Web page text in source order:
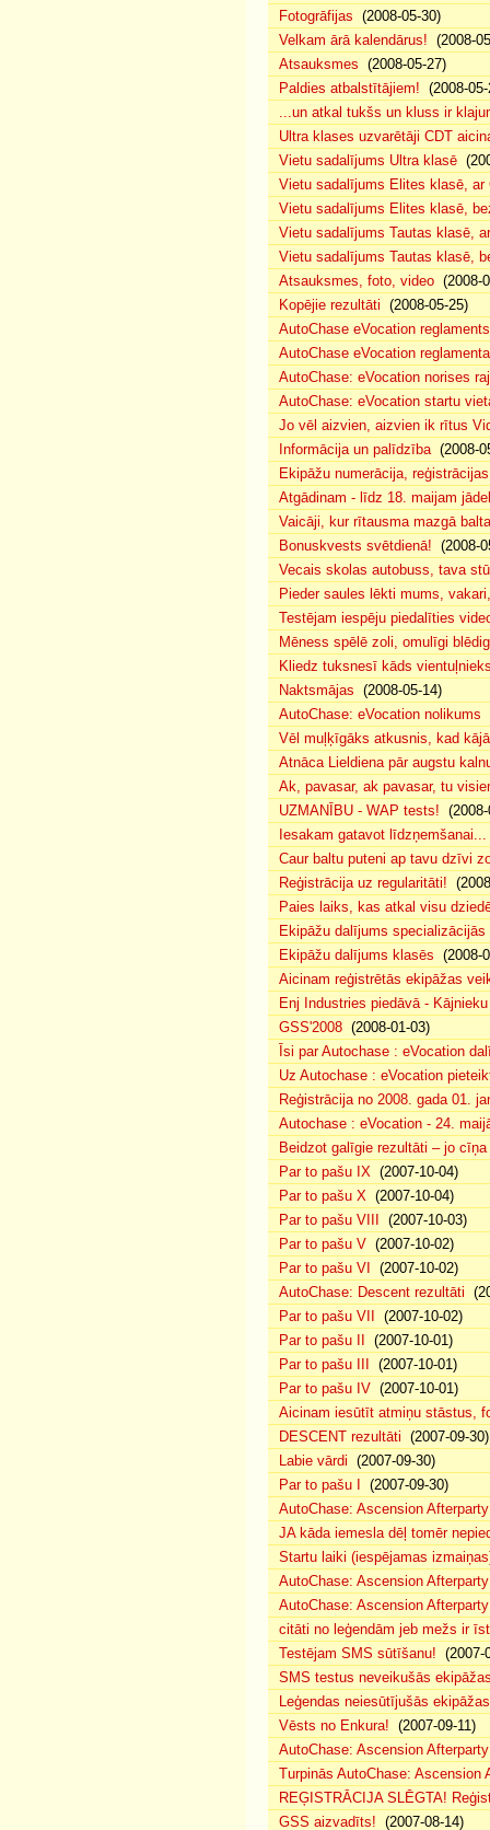
Fotogrāfijas (2008-05-30)
Velkam ārā kalendārus! (2008-
Atsauksmes (2008-05-27)
Paldies atbalstītājiem! (2008-
...un atkal tukšs un kluss ir
Ultra klases uzvarētāji CDT
Vietu sadalījums Ultra klasē
Vietu sadalījums Elites klasē, ar
Vietu sadalījums Elites klasē,
Vietu sadalījums Tautas klasē,
Vietu sadalījums Tautas klasē,
Atsauksmes, foto, video (2008-
Kopējie rezultāti (2008-05-25)
AutoChase eVocation reglaments
AutoChase eVocation
AutoChase: eVocation norises
AutoChase: eVocation startu
Jo vēl aizvien, aizvien ik rītus
Informācija un palīdzība(2008-
Ekipāžu numerācija,
Atgādinam - līdz 18. maijam
Vaicāji, kur rītausma mazgā
Bonuskvests svētdienā! (2008-
Vecais skolas autobuss, tava
Pieder saules lēkti mums,
Testējam iespēju piedalīties
Mēness spēlē zoli, omulīgi
Kliedz tuksnesī kāds
Naktsmājas (2008-05-14)
AutoChase: eVocation nolikums
Vēl muļķīgāks atkusnis, kad
Atnāca Lieldiena pār augstu
Ak, pavasar, ak pavasar, tu
UZMANĪBU - WAP tests!
Iesakam gatavot līdzņemšanai...
Caur baltu puteni ap tavu dzīvi
Reģistrācija uz regularitāti!
Paies laiks, kas atkal visu
Ekipāžu dalījums specializācijās
Ekipāžu dalījums klasēs (2008-
Aicinam reģistrētās ekipāžas
Enj Industries piedāvā -
GSS'2008 (2008-01-03)
Īsi par Autochase : eVocation
Uz Autochase : eVocation
Reģistrācija no 2008. gada 01.
Autochase : eVocation - 24.
Beidzot galīgie rezultāti – jo
Par to pašu IX (2007-10-04)
Par to pašu X (2007-10-04)
Par to pašu VIII
(2007-10-03)
Par to pašu V (2007-10-02)
Par to pašu VI
(2007-10-02)
AutoChase: Descent rezultāti
Par to pašu VII
(2007-10-02)
Par to pašu II
(2007-10-01)
Par to pašu III
(2007-10-01)
Par to pašu IV (2007-10-01)
Aicinam iesūtīt atmiņu stāstus,
DESCENT rezultāti (2007-09-30)
Labie vārdi (2007-09-30)
Par to pašu I
(2007-09-30)
AutoChase: Ascension
JA kāda iemesla dēļ tomēr
Startu laiki (iespējamas
AutoChase: Ascension
AutoChase: Ascension
citāti no leģendām jeb mežs ir
Testējam SMS sūtīšanu! (2007-
SMS testus neveikušās
Leģendas neiesūtījušās ekipāžas
Vēsts no Enkura! (2007-09-11)
AutoChase: Ascension
Turpinās AutoChase: Ascension
REĢISTRĀCIJA SLĒGTA!
GSS aizvadīts! (2007-08-14)